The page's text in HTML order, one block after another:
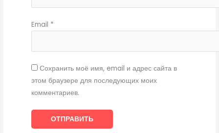
Email *
Сохранить моё имя, email и адрес сайта в
этом браузере для последующих моих
комментариев.